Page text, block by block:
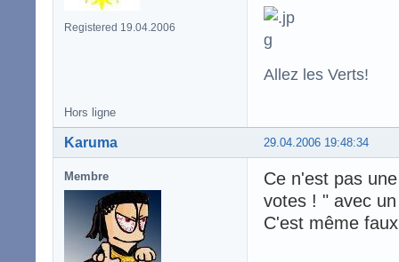
Registered 19.04.2006
Allez les Verts!
Hors ligne
29.04.2006 19:48:34
Karuma
Membre
Ce n'est pas
votes ! " avec
C'est même